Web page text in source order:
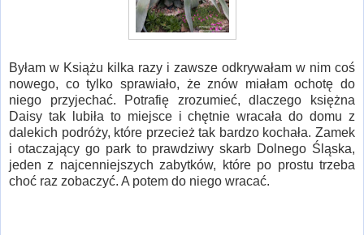
Byłam w Książu kilka razy i zawsze odkrywałam w nim coś
nowego, co tylko sprawiało, że znów miałam ochotę do
niego przyjechać. Potrafię zrozumieć, dlaczego księżna
Daisy tak lubiła to miejsce i chętnie wracała do domu z
dalekich podróży, które przecież tak bardzo kochała. Zamek
i otaczający go park to prawdziwy skarb Dolnego Śląska,
jeden z najcenniejszych zabytków, które po prostu trzeba
choć raz zobaczyć. A potem do niego wracać.